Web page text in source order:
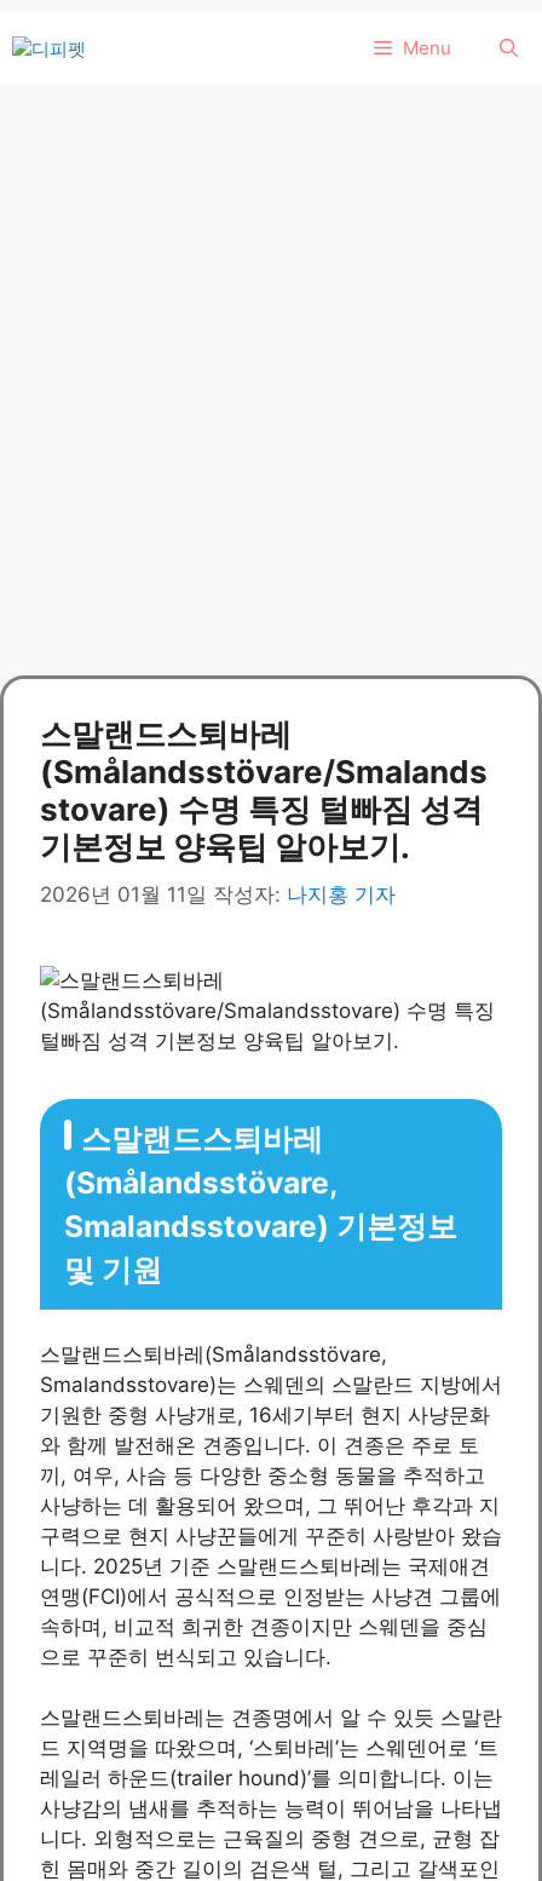
텐
Menu
스말랜드스퇴바레
(Smålandsstövare/Smalands
stovare) 수명 특징 털빠짐 성격
기본정보 양육팁 알아보기.
2026년 01월 11일 작성자: 나지홍 기자
스말랜드스퇴바레
(Smålandsstövare,
Smalandsstovare) 기본정보
및 기원
스말랜드스퇴바레(Smålandsstövare,
Smalandsstovare)는 스웨덴의 스말란드 지방에서
기원한 중형 사냥개로, 16세기부터 현지 사냥문화
와 함께 발전해온 견종입니다. 이 견종은 주로 토
끼, 여우, 사슴 등 다양한 중소형 동물을 추적하고
사냥하는 데 활용되어 왔으며, 그 뛰어난 후각과 지
구력으로 현지 사냥꾼들에게 꾸준히 사랑받아 왔습
니다. 2025년 기준 스말랜드스퇴바레는 국제애견
연맹(FCI)에서 공식적으로 인정받는 사냥견 그룹에
속하며, 비교적 희귀한 견종이지만 스웨덴을 중심
으로 꾸준히 번식되고 있습니다.
스말랜드스퇴바레는 견종명에서 알 수 있듯 스말란
드 지역명을 따왔으며, ‘스퇴바레’는 스웨덴어로 ‘트
레일러 하운드(trailer hound)’를 의미합니다. 이는
사냥감의 냄새를 추적하는 능력이 뛰어남을 나타냅
니다. 외형적으로는 근육질의 중형 견으로, 균형 잡
힌 몸매와 중간 길이의 검은색 털, 그리고 갈색포인